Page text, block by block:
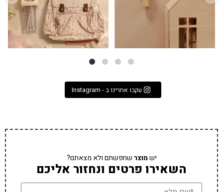
עקבו אחרינו ב - Instagram
ישמוצרשחפשתם ולא מצאתם?
השאירו פרטים ונחזור אליכם